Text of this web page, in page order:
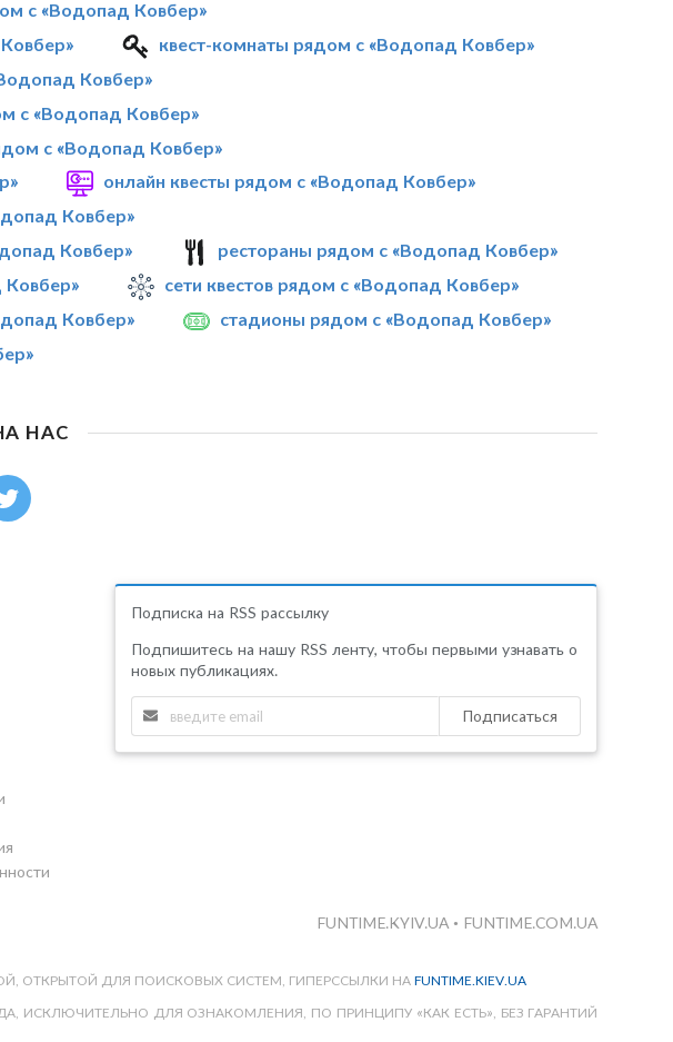
с «Водопад Ковбер»
квест-комнаты рядом с «Водопад Ковбер»
Ковбер»
с «Водопад Ковбер»
с «Водопад Ковбер»
онлайн квесты рядом с «Водопад Ковбер»
Ковбер»
Ковбер»
рестораны рядом с «Водопад Ковбер»
Ковбер»
сети квестов рядом с «Водопад Ковбер»
Ковбер»
стадионы рядом с «Водопад Ковбер»
НАС
Подписка на RSS рассылку
Подпишитесь на нашу RSS ленту, чтобы первыми узнавать о
новых публикациях.
Подписаться
FUNTIME.KYIV.UA • FUNTIME.COM.UA
ОТКРЫТОЙ ДЛЯ ПОИСКОВЫХ СИСТЕМ, ГИПЕРССЫЛКИ НА FUNTIME.KIEV.UA
ИСКЛЮЧИТЕЛЬНО ДЛЯ ОЗНАКОМЛЕНИЯ, ПО ПРИНЦИПУ «КАК ЕСТЬ», БЕЗ ГАРАНТИЙ